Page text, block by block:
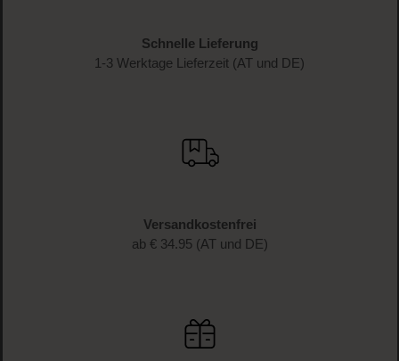
Schnelle Lieferung
1-3 Werktage Lieferzeit (AT und DE)
Versandkostenfrei
ab € 34.95 (AT und DE)